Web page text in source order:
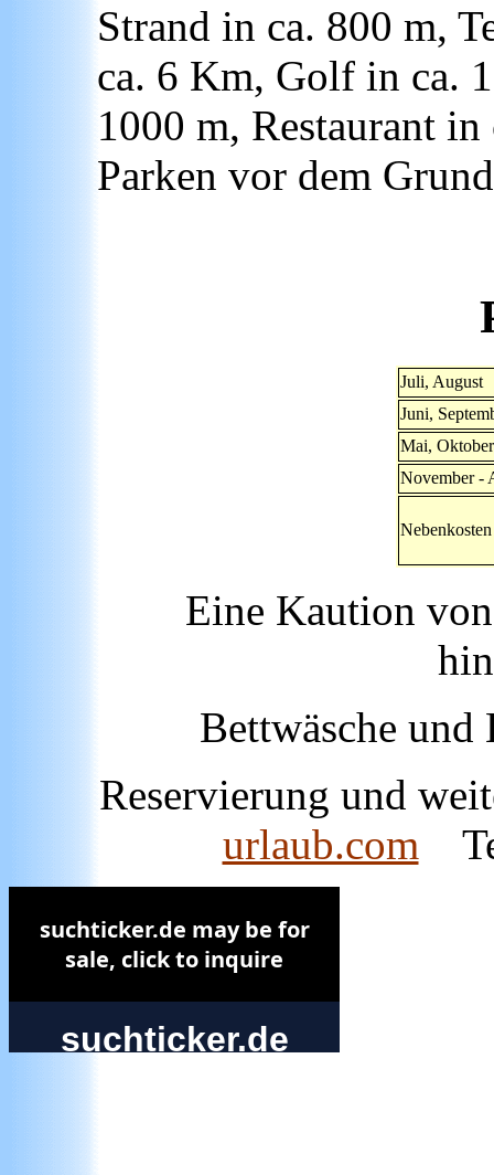
Strand in ca. 800 m,
ca. 6 Km, Golf in ca.
1000 m, Restaurant
Parken vor dem
Juli, August
Juni,
Mai, Oktober
November -
Nebenkosten
Eine Kaution
Bettwäsche und
Reservierung und
urlaub.com